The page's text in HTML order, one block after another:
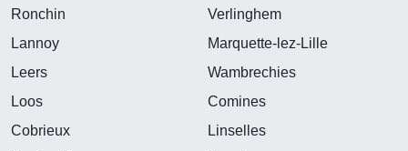
Ronchin
Verlinghem
Lannoy
Marquette-lez-Lille
Leers
Wambrechies
Loos
Comines
Cobrieux
Linselles